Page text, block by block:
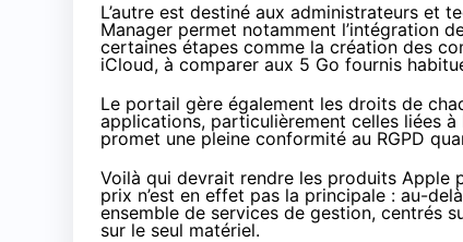
L’autre est destiné aux administrateurs et
Manager permet notamment l’intégration
certaines étapes comme la création des
iCloud, à comparer aux 5 Go fournis
Le portail gère également les droits de
applications, particulièrement celles liées
promet une pleine conformité au RGPD
Voilà qui devrait rendre les produits Apple
prix n’est en effet pas la principale : au-
ensemble de services de gestion, centrés
sur le seul matériel.